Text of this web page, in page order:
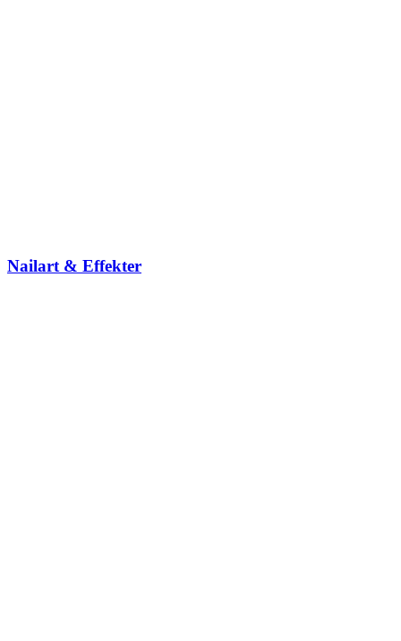
Nailart & Effekter